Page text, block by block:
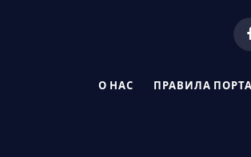
О НАС ПРАВИЛА